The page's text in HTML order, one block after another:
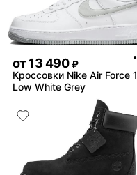
от13 490 ₽
Кроссовки Nike Air Force 1
Low White Grey